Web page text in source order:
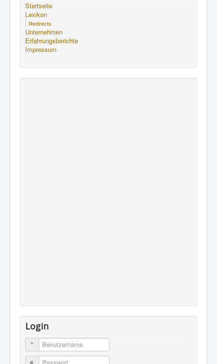
Startseite
Lexikon
Redirects
Unternehmen
Erfahrungsberichte
Impressum
Login
Benutzername
Passwort